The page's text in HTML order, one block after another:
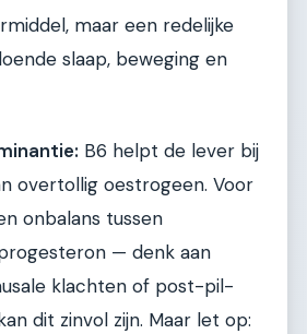
maar een redelijke
slaap, beweging en
B6 helpt de lever bij
overtollig oestrogeen. Voor
onbalans tussen
— denk aan
klachten of post-pil-
dit zinvol zijn. Maar let op: